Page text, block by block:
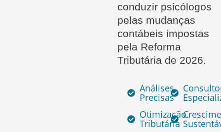
conduzir psicólogos
pelas mudanças
contábeis impostas
pela Reforma
Tributária de 2026.
Análises
Precisas
Otimização
Tributária